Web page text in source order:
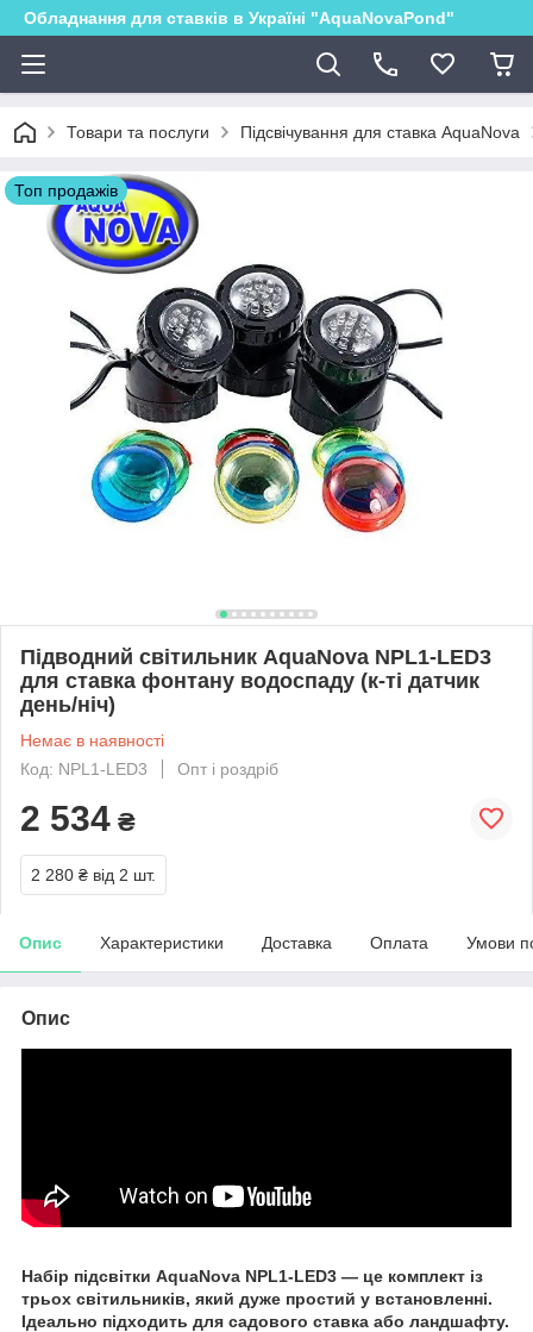
Обладнання для ставків в Україні "AquaNovaPond"
Товари та послуги Підсвічування для ставка AquaNova
Топ продажів
Підводний світильник AquaNova NPL1-LED3
для ставка фонтану водоспаду (к-ті датчик
день/ніч)
Немає в наявності
Код: NPL1-LED3
Опт і роздріб
2 534 ₴
2 280 ₴ від 2 шт.
Опис Характеристики Доставка Оплата Умови
Опис
Набір підсвітки AquaNova NPL1-LED3 — це комплект із
трьох світильників, який дуже простий у встановленні.
Ідеально підходить для садового ставка або ландшафту.